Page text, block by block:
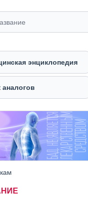
энциклопедия
аналогов